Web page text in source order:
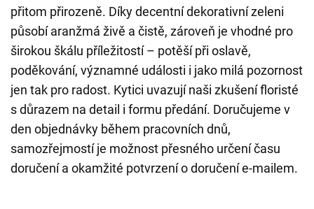
přitom přirozeně. Díky decentní dekorativní zeleni
působí aranžmá živě a čistě, zároveň je vhodné pro
širokou škálu příležitostí – potěší při oslavě,
poděkování, významné události i jako milá pozornost
jen tak pro radost. Kytici uvazují naši zkušení floristé
s důrazem na detail i formu předání. Doručujeme v
den objednávky během pracovních dnů,
samozřejmostí je možnost přesného určení času
doručení a okamžité potvrzení o doručení e-mailem.